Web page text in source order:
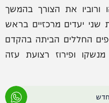
ורוביו את הצורך בהמשך
יעדים מרכזיים בראש
החללים הביתה בהקדם
ופירוז רצועת עזה